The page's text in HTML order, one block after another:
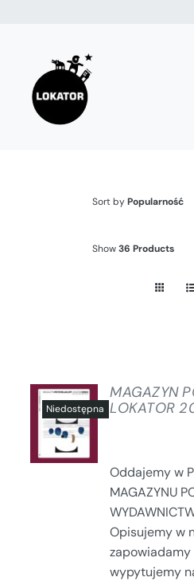
zawartości
Sort byPopularność
Show36 Products
SZCZEGÓŁY
MAGAZYN
LOKATOR
Oddajemy w
MAGAZYNU
Opisujemy w
zapowiadamy
wypytujemy